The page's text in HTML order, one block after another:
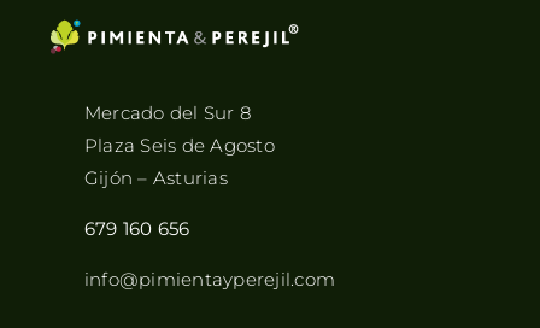
Mercado del Sur 8
Plaza Seis de Agosto
Gijón – Asturias
679 160 656
info@pimientayperejil.com